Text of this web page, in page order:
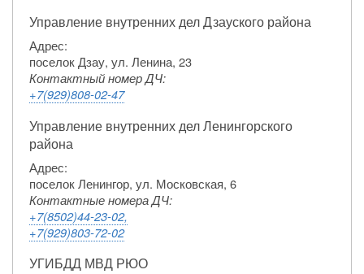
Управление внутренних дел Дзауского района
Адрес:
поселок Дзау, ул. Ленина, 23
Контактный номер ДЧ:
+7(929)808-02-47
Управление внутренних дел Ленингорского
района
Адрес:
поселок Ленингор, ул. Московская, 6
Контактные номера ДЧ:
+7(8502)44-23-02,
+7(929)803-72-02
УГИБДД МВД РЮО